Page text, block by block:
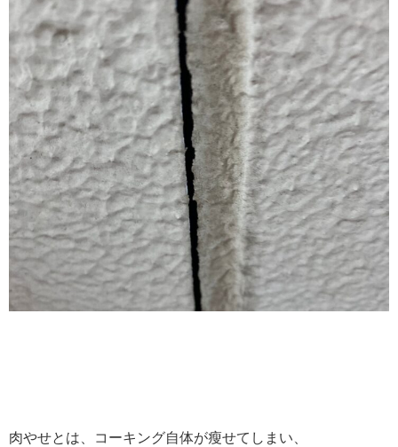
肉やせとは、コーキング自体が瘦せてしまい、